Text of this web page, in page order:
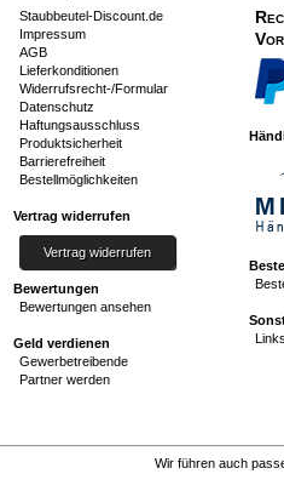
Staubbeutel-Discount.de
Impressum
AGB
Lieferkonditionen
Widerrufsrecht-/Formular
Datenschutz
Haftungsausschluss
Produktsicherheit
Barrierefreiheit
Bestellmöglichkeiten
Vertrag widerrufen
Vertrag widerrufen
Bewertungen
Bewertungen ansehen
Geld verdienen
Gewerbetreibende
Partner werden
Links
Wir führen auch